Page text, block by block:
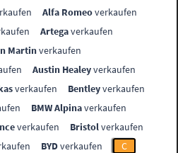
Alfa Romeoverkaufen
Artegaverkaufen
Martinverkaufen
Austin Healeyverkaufen
verkaufen Bentleyverkaufen
BMW Alpinaverkaufen
verkaufen Bristolverkaufen
BYDverkaufen
C